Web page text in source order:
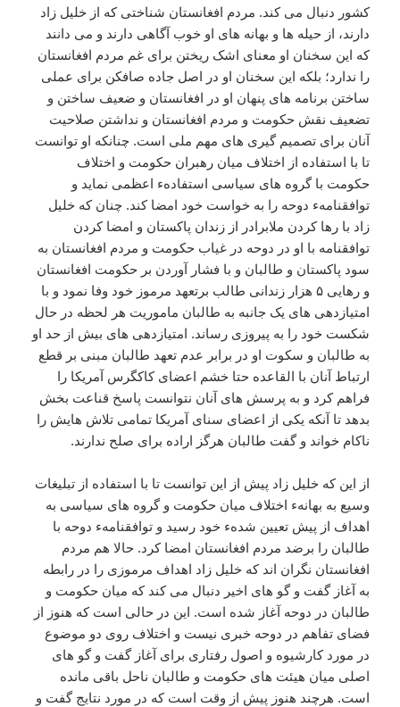
کشور دنبال می کند. مردم افغانستان شناختی که از خلیل زاد
دارند، از حیله ها و بهانه های او خوب آگاهی دارند و می دانند
که این سخنان او معنای اشک ریختن برای غم مردم افغانستان
را ندارد؛ بلکه این سخنان او در اصل جاده صافکن برای عملی
ساختن برنامه های پنهان او در افغانستان و ضعیف ساختن و
تضعیف نقش حکومت و مردم افغانستان و نداشتن صلاحیت
آنان برای تصمیم گیری های مهم ملی است. چنانکه او توانست
تا با استفاده از اختلاف میان رهبران حکومت و اختلاف
حکومت با گروه های سیاسی استفادهء اعظمی نماید و
توافقنامهء دوحه را به خواست خود امضا کند. چنان که خلیل
زاد با رها کردن ملابرادر از زندان پاکستان و امضا کردن
توافقنامه با او در دوحه در غیاب حکومت و مردم افغانستان به
سود پاکستان و طالبان و با فشار آوردن بر حکومت افغانستان
و رهایی ۵ هزار زندانی طالب برتعهد مرموز خود وفا نمود و با
امتیازدهی های یک جانبه به طالبان ماموریت هر لحظه در حال
شکست خود را به پیروزی رساند. امتیازدهی های بیش از حد او
به طالبان و سکوت او در برابر عدم تعهد طالبان مبنی بر قطع
ارتباط آنان با القاعده حتا خشم اعضای کاکگرس آمریکا را
فراهم کرد و به پرسش های آنان نتوانست پاسخ قناعت بخش
بدهد تا آنکه یکی از اعضای سنای آمریکا تمامی تلاش هایش را
ناکام خواند و گفت طالبان هرگز اراده برای صلح ندارند.
از این که خلیل زاد پیش از این توانست تا با استفاده از تبلیغات
وسیع به بهانهء اختلاف میان حکومت و گروه های سیاسی به
اهداف از پیش تعیین شدهء خود رسید و توافقنامهء دوحه با
طالبان را برضد مردم افغانستان امضا کرد. حالا هم مردم
افغانستان نگران اند که خلیل زاد اهداف مرموزی را در رابطه
به آغاز گفت و گو های اخیر دنبال می کند که میان حکومت و
طالبان در دوحه آغاز شده است. این در حالی است که هنوز از
فضای تفاهم در دوحه خبری نیست و اختلاف روی دو موضوع
در مورد کارشیوه و اصول رفتاری برای آغاز گفت و گو های
اصلی میان هیئت های حکومت و طالبان ناحل باقی مانده
است. هرچند هنوز پیش از وقت است که در مورد نتایج گفت و